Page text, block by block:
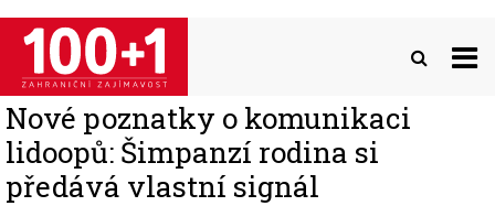
Přejít
hlavnímu
obsahu
Nové poznatky o komunikaci
lidoopů: Šimpanzí rodina si
předává vlastní signál